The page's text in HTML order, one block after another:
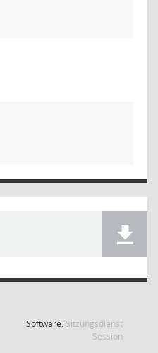
Software: Sitzungsdienst
Session